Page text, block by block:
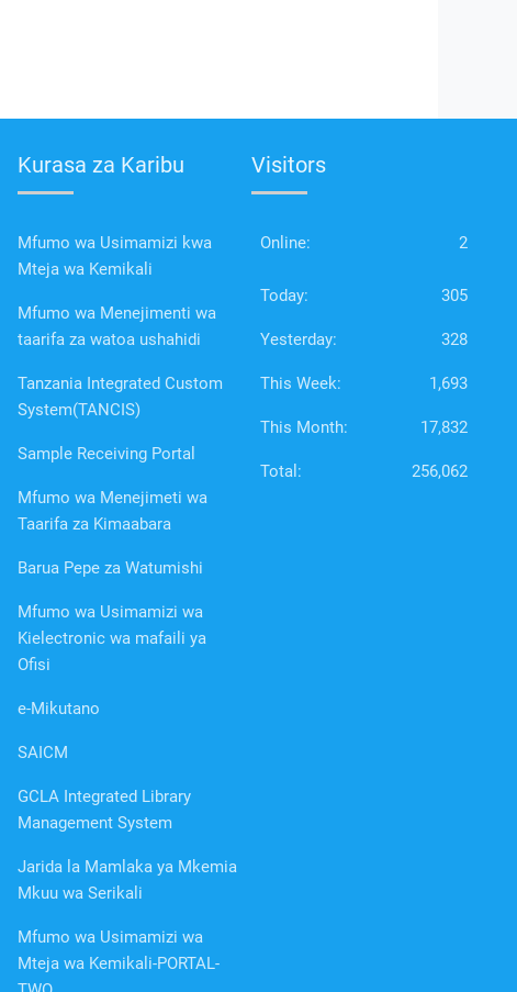
Kurasa za Karibu
Mfumo wa Usimamizi kwa
Mteja wa Kemikali
Mfumo wa Menejimenti wa
taarifa za watoa ushahidi
Tanzania Integrated Custom
System(TANCIS)
Sample Receiving Portal
Mfumo wa Menejimeti wa
Taarifa za Kimaabara
Barua Pepe za Watumishi
Mfumo wa Usimamizi wa
Kielectronic wa mafaili ya
Ofisi
e-Mikutano
SAICM
GCLA Integrated Library
Management System
Jarida la Mamlaka ya Mkemia
Mkuu wa Serikali
Mfumo wa Usimamizi wa
Mteja wa Kemikali-PORTAL-
Visitors
Online: 2
Today: 305
Yesterday: 328
This Week: 1,693
This Month: 17,832
Total: 256,062